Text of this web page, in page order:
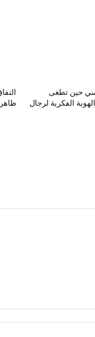
حين تطغى
الفكرية لرجال